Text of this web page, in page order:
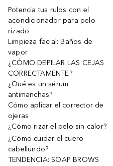
Potencia tus rulos con el
acondicionador para pelo
rizado
Limpieza facial: Baños de
vapor
¿CÓMO DEPILAR LAS CEJAS
CORRECTAMENTE?
¿Qué es un sérum
antimanchas?
Cómo aplicar el corrector de
ojeras
¿Cómo rizar el pelo sin calor?
¿Cómo cuidar el cuero
cabellundo?
TENDENCIA: SOAP BROWS